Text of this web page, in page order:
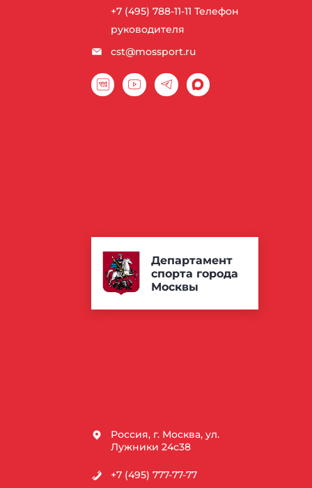
+7 (495) 788-11-11 Телефон
руководителя
cst@mossport.ru
Департамент
спорта города
Москвы
Россия, г. Москва, ул.
Лужники 24с38
+7 (495) 777-77-77